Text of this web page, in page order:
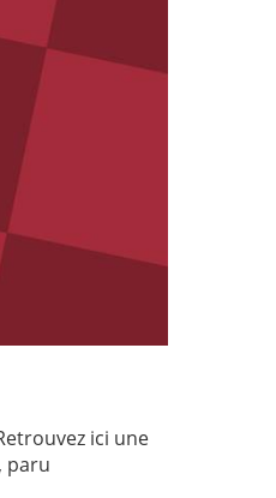
ici une
paru